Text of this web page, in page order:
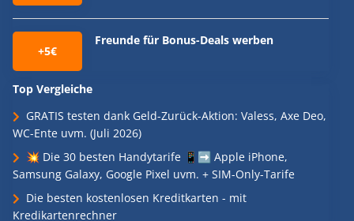
+5€
Freunde für Bonus-Deals werben
Top Vergleiche
GRATIS testen dank Geld-Zurück-Aktion: Valess, Axe Deo,
WC-Ente uvm. (Juli 2026)
💥 Die 30 besten Handytarife 📱➡️ Apple iPhone,
Samsung Galaxy, Google Pixel uvm. + SIM-Only-Tarife
Die besten kostenlosen Kreditkarten - mit
Kredikartenrechner